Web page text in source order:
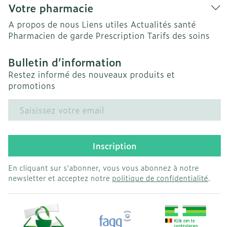
Votre pharmacie
A propos de nous Liens utiles Actualités santé
Pharmacien de garde Prescription Tarifs des soins
Bulletin d’information
Restez informé des nouveaux produits et
promotions
Adresse mail
Inscription
En cliquant sur s'abonner, vous vous abonnez à notre
newsletter et acceptez notre politique de confidentialité.